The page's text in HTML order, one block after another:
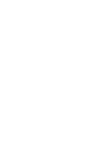
此版本的更改仅影响使
们进行改进！